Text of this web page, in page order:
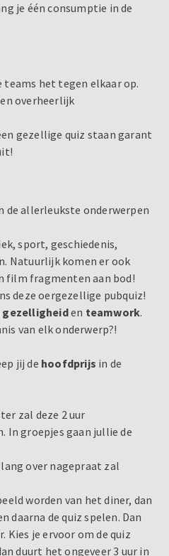
je één consumptie in de
teams het tegen elkaar op.
overheerlijk
gezellige quiz staan garant
de allerleukste onderwerpen
sport, geschiedenis,
Natuurlijk komen er ook
film fragmenten aan bod!
deze oergezellige pubquiz!
gezelligheiden teamwork.
van elk onderwerp?!
jij de hoofdprijs in de
zal deze 2 uur
In groepjes gaan jullie de
over nagepraat zal
worden van het diner, dan
daarna de quiz spelen. Dan
Kies je ervoor om de quiz
duurt het ongeveer 3 uur in